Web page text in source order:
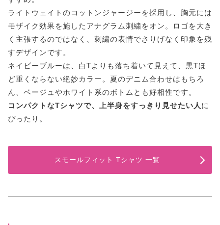
ライトウェイトのコットンジャージーを採用し、胸元には
モザイク効果を施したアナグラム刺繍をオン。ロゴを大き
く主張するのではなく、刺繍の表情でさりげなく印象を残
すデザインです。
ネイビーブルーは、白Tよりも落ち着いて見えて、黒Tほ
ど重くならない絶妙カラー。夏のデニム合わせはもちろ
ん、ベージュやホワイト系のボトムとも好相性です。
コンパクトなTシャツで、上半身をすっきり見せたい人 に
ぴったり。
スモールフィット Tシャツ 一覧